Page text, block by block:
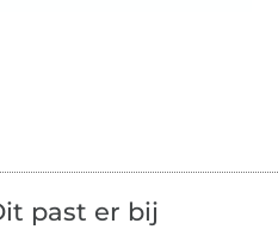
past er bij